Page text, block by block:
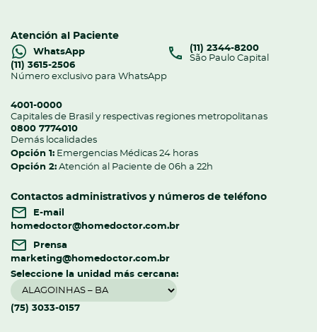
Atención al Paciente
WhatsApp
(11) 3615-2506
Número exclusivo para WhatsApp
(11) 2344-8200
São Paulo Capital
4001-0000
Capitales de Brasil y respectivas regiones metropolitanas
0800 7774010
Demás localidades
Opción 1: Emergencias Médicas 24 horas
Opción 2: Atención al Paciente de 06h a 22h
Contactos administrativos y números de teléfono
E-mail
homedoctor@homedoctor.com.br
Prensa
marketing@homedoctor.com.br
Seleccione la unidad más cercana:
(75) 3033-0157